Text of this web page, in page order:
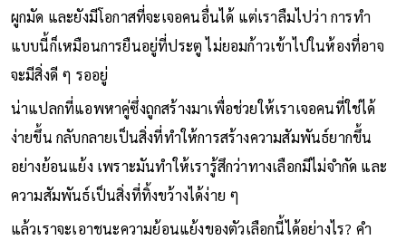
สถานะ‘คนคุย’เอาไว้ เพราะมันให้ความรู้สึกปลอดภัย ไม่ต้อง
ผูกมัด และยังมีโอกาสที่จะเจอคนอื่นได้ แต่เราลืมไปว่า การทำ
แบบนี้ก็เหมือนการยืนอยู่ที่ประตู ไม่ยอมก้าวเข้าไปในห้องที่อาจ
จะมีสิ่งดี ๆ รออยู่
น่าแปลกที่แอพหาคู่ซึ่งถูกสร้างมาเพื่อช่วยให้เราเจอคนที่ใช่ได้
ง่ายขึ้น กลับกลายเป็นสิ่งที่ทำให้การสร้างความสัมพันธ์ยากขึ้น
อย่างย้อนแย้ง เพราะมันทำให้เรารู้สึกว่าทางเลือกมีไม่จำกัด และ
ความสัมพันธ์เป็นสิ่งที่ทิ้งขว้างได้ง่าย ๆ